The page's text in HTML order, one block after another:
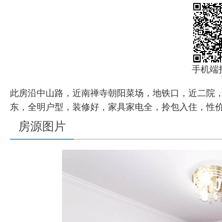
手机端
此房沿中山路，近南禅寺朝阳菜场，地铁口，近二院
东，全明户型，装修好，家具家电全，拎包入住，性
房源图片